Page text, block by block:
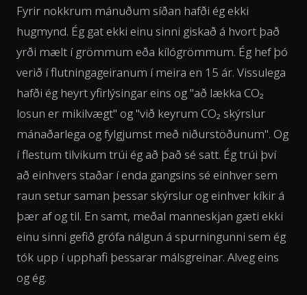
Fyrir nokkrum mánuðum síðan hafði ég ekki
hugmynd. Ég gat ekki einu sinni giskað á hvort það
yrði mælt í grömmum eða kílógrömmum. Ég hef þó
verið í flutningageiranum í meira en 15 ár. Vissulega
hafði ég heyrt yfirlýsingar eins og"að lækka CO₂
losun er mikilvægt" og"við keyrum CO₂ skýrslur
mánaðarlega og fylgjumst með niðurstöðunum". Og
í flestum tilvikum trúi ég að það sé satt. Ég trúi því
að einhvers staðar í enda gangsins sé einhver sem
raun setur saman þessar skýrslur og einhver kíkir á
þær af og til. En samt, meðal manneskjan gæti ekki
einu sinni gefið grófa nálgun á spurningunni sem ég
tók upp í upphafi þessarar málsgreinar. Alveg eins
og ég.